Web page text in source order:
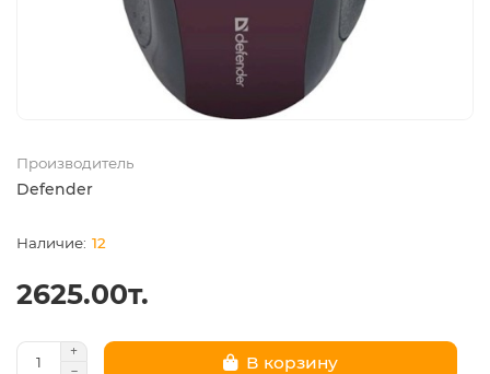
Производитель
Defender
12
2625.00т.
В корзину